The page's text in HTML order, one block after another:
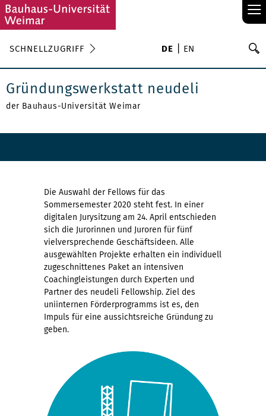
≡
SCHNELLZUGRIFF DE EN
Gründungswerkstatt neudeli
der Bauhaus-Universität Weimar
Die Auswahl der Fellows für das
Sommersemester 2020 steht fest. In einer
digitalen Jurysitzung am 24. April entschieden
sich die Jurorinnen und Juroren für fünf
vielversprechende Geschäftsideen. Alle
ausgewählten Projekte erhalten ein individuell
zugeschnittenes Paket an intensiven
Coachingleistungen durch Experten und
Partner des neudeli Fellowship. Ziel des
uniinternen Förderprogramms ist es, den
Impuls für eine aussichtsreiche Gründung zu
geben.